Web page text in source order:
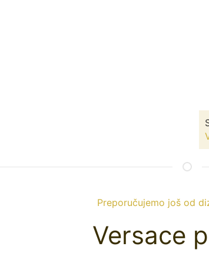
Preporučujemo još od
Versace